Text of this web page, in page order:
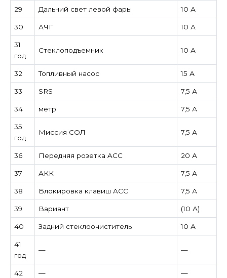
29 Дальний свет левой фары 10 А
30 АЧГ 10 А
31
год
Стеклоподъемник 10 А
32 Топливный насос 15 А
33 SRS 7,5 А
34 метр 7,5 А
35
год
Миссия СОЛ 7,5 А
36 Передняя розетка ACC 20 А
37 АКК 7,5 А
38 Блокировка клавиш ACC 7,5 А
39 Вариант (10 А)
40 Задний стеклоочиститель 10 А
41
год
— —
42 — —